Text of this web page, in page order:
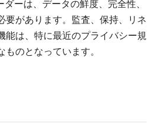
ーは、データの鮮度、完全性、
要があります。監査、保持、リネ
能は、特に最近のプライバシー規
のとなっています。